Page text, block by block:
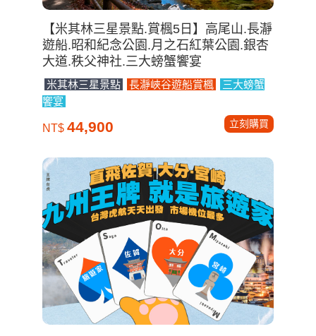
【米其林三星景點.賞楓5日】高尾山.長瀞
遊船.昭和紀念公園.月之石紅葉公園.銀杏
大道.秩父神社.三大螃蟹饗宴
米其林三星景點 長瀞峽谷遊船賞楓
三大螃蟹
饗宴
NT$ 44,900 立刻購買